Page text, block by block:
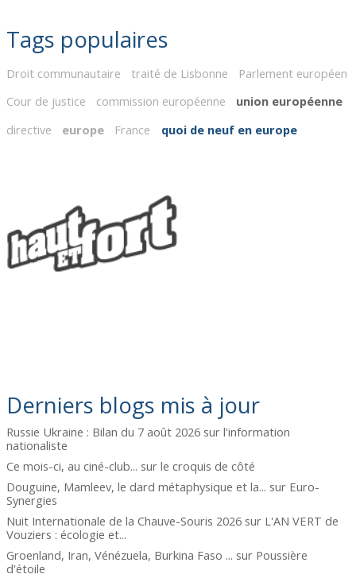
Tags populaires
Droit communautaire traité de Lisbonne
Parlement européen
Cour de justice
commission européenne
union européenne
directive
europe France quoi de neuf en europe
Derniers blogs mis à jour
Russie Ukraine : Bilan du 7 août 2026 surl'information
nationaliste
Ce mois-ci, au ciné-club... surle croquis de côté
Douguine, Mamleev, le dard métaphysique et la... sur Euro-
Synergies
Nuit Internationale de la Chauve-Souris 2026 sur L'AN VERT de
Vouziers : écologie et...
Groenland, Iran, Vénézuela, Burkina Faso ... sur Poussière
d'étoile